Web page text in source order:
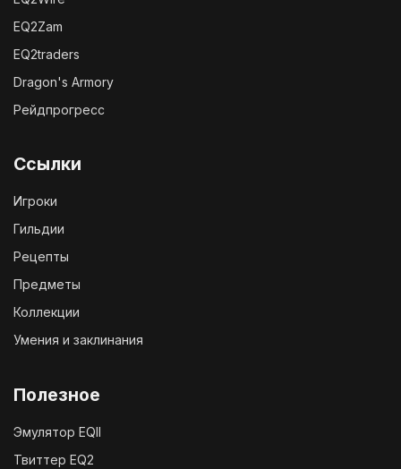
EQ2Zam
EQ2traders
Dragon's Armory
Рейдпрогресс
Ссылки
Игроки
Гильдии
Рецепты
Предметы
Коллекции
Умения и заклинания
Полезное
Эмулятор EQII
Твиттер EQ2